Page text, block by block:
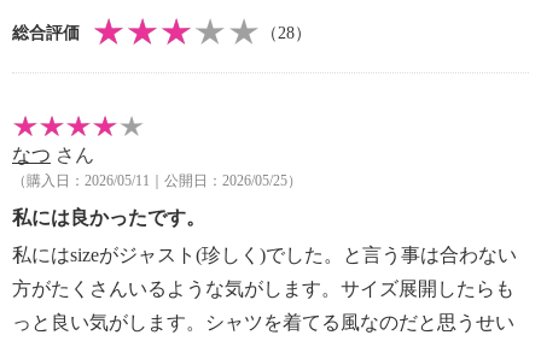
（シャツブルー）ポリエステル１００％
【メンテナンス（絵表示ラベル）】
・漂白処理：塩素系・酸素系漂白不可
・タンブル乾燥：不可
・自然乾燥：日陰の吊り干し
・アイロン仕上げ：可（中温）
・ドライクリーニング：石油系ドライクリーニング可
・ウエットクリーニング：可
【原産国（地）】
・中国製
総合評価 （28）
なつ さん
（購入日：2026/05/11｜公開日：2026/05/25）
私には良かったです。
私にはsizeがジャスト(珍しく)でした。と言う事は合わない
方がたくさんいるような気がします。サイズ展開したらも
っと良い気がします。シャツを着てる風なのだと思うせい